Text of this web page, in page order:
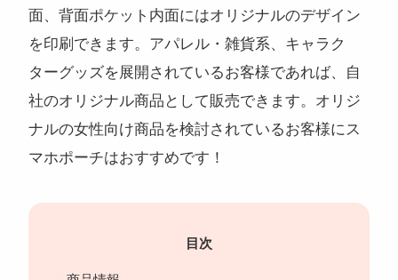
面、背面ポケット内面にはオリジナルのデザイン
を印刷できます。アパレル・雑貨系、キャラク
ターグッズを展開されているお客様であれば、自
社のオリジナル商品として販売できます。オリジ
ナルの女性向け商品を検討されているお客様にス
マホポーチはおすすめです！
目次